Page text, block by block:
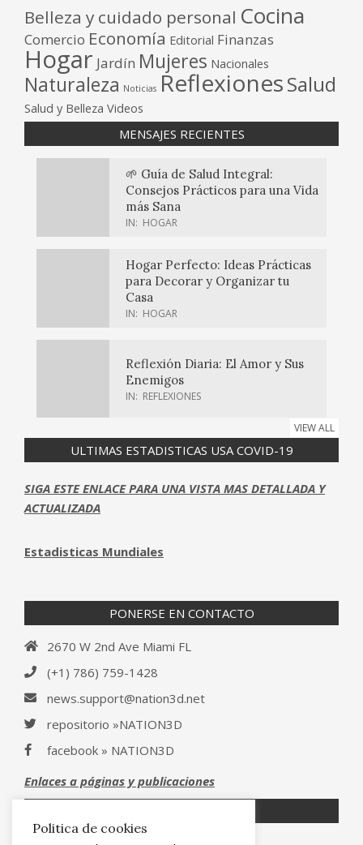
Belleza y cuidado personal Cocina
Comercio Economía Editorial Finanzas
Hogar Jardín Mujeres Nacionales
Naturaleza Noticias ReflexionesSalud
Salud y Belleza Videos
MENSAJES RECIENTES
🌱 Guía de Salud Integral:
Consejos Prácticos para una Vida
más Sana
IN: HOGAR
Hogar Perfecto: Ideas Prácticas
para Decorar y Organizar tu
Casa
IN: HOGAR
Reflexión Diaria: El Amor y Sus
Enemigos
IN: REFLEXIONES
VIEW ALL
ULTIMAS ESTADISTICAS USA COVID-19
SIGA ESTE ENLACE PARA UNA VISTA MAS DETALLADA Y
ACTUALIZADA
Estadisticas Mundiales
PONERSE EN CONTACTO
2670 W 2nd Ave Miami FL
(+1) 786) 759-1428‬
news.support@nation3d.net
repositorio »NATION3D
facebook » NATION3D
Enlaces a páginas y publicaciones
Politica de cookies